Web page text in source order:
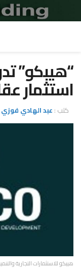
“هيبكو”
استثمار
كتب : عبد الهادي فوزي
هيبكو للاستثمارات التجارية